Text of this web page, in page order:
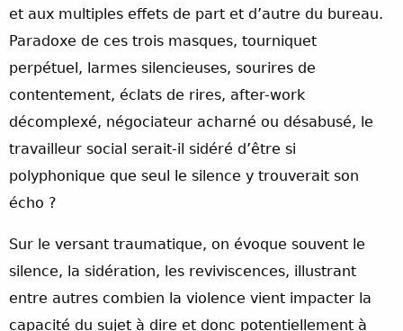
et aux multiples effets de part et d’autre du bureau.
Paradoxe de ces trois masques, tourniquet
perpétuel, larmes silencieuses, sourires de
contentement, éclats de rires, after-work
décomplexé, négociateur acharné ou désabusé, le
travailleur social serait-il sidéré d’être si
polyphonique que seul le silence y trouverait son
écho ?
Sur le versant traumatique, on évoque souvent le
silence, la sidération, les reviviscences, illustrant
entre autres combien la violence vient impacter la
capacité du sujet à dire et donc potentiellement à